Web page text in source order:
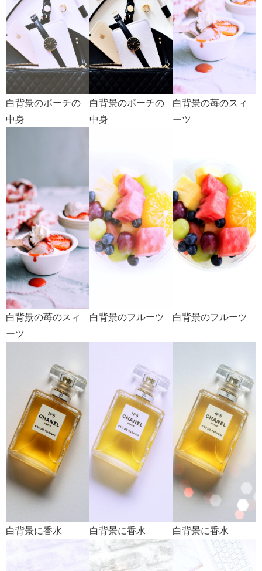
白背景のポーチの
中身
白背景のポーチの
中身
白背景の苺のスィ
ーツ
白背景の苺のスィ
ーツ
白背景のフルーツ 白背景のフルーツ
白背景に香水 白背景に香水 白背景に香水